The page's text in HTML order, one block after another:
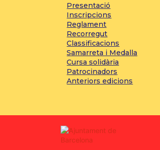
Presentació
Inscripcions
Reglament
Recorregut
Classificacions
Samarreta i Medalla
Cursa solidària
Patrocinadors
Anteriors edicions